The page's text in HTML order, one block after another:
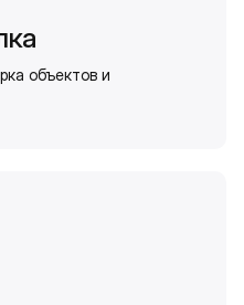
объектов и